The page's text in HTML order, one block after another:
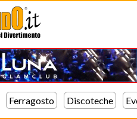
Ferragosto Discoteche